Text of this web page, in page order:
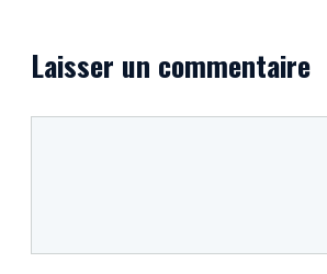
Laisser un commentaire